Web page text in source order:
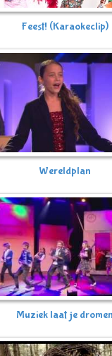
Feest! (Karaokeclip)
Wereldplan
Muziek laat je dromen